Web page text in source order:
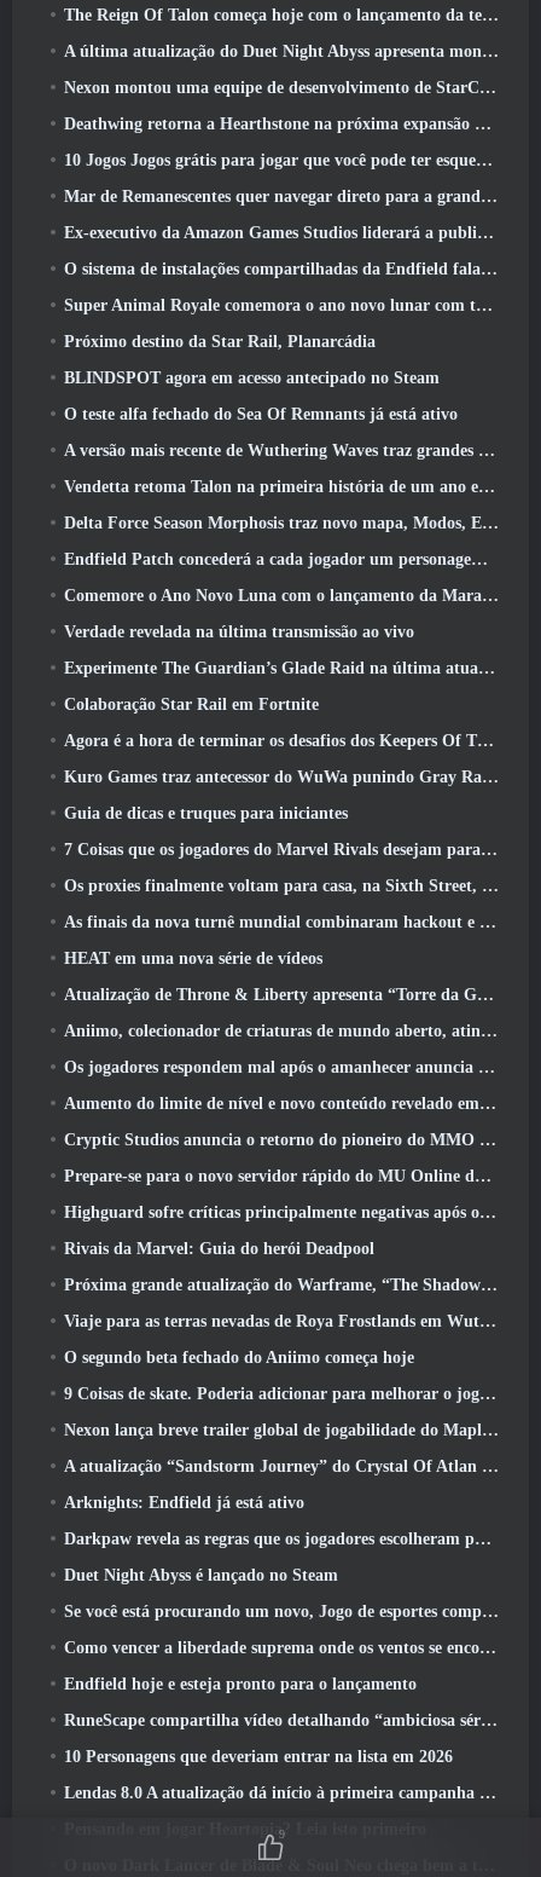
The Reign Of Talon começa hoje com o lançamento da temporada Overwatch 1: Conquista
A última atualização do Duet Night Abyss apresenta montagens
Nexon montou uma equipe de desenvolvimento de StarCraft Shooter de acordo com relatório do canal coreano
Deathwing retorna a Hearthstone na próxima expansão do Cataclismo
10 Jogos Jogos grátis para jogar que você pode ter esquecido que estão participando do PvP Fest do Steam
Mar de Remanescentes quer navegar direto para a grandeza
Ex-executivo da Amazon Games Studios liderará a publicação ocidental da Aion 2
O sistema de instalações compartilhadas da Endfield fala sobre os jogadores
Super Animal Royale comemora o ano novo lunar com três semanas de eventos de super cavalos
Próximo destino da Star Rail, Planarcádia
BLINDSPOT agora em acesso antecipado no Steam
O teste alfa fechado do Sea Of Remnants já está ativo
A versão mais recente de Wuthering Waves traz grandes quedas de conhecimento e mudanças na qualidade de vida
Vendetta retoma Talon na primeira história de um ano em Overwatch (Não “2”, A Blizzard está abandonando isso)
Delta Force Season Morphosis traz novo mapa, Modos, E melhorias solicitadas pelos jogadores
Endfield Patch concederá a cada jogador um personagem seis estrelas grátis de sua escolha
Comemore o Ano Novo Luna com o lançamento da Maravilha de Inverno de Palia: Atualização de Ano Novo de Riffrocin
Verdade revelada na última transmissão ao vivo
Experimente The Guardian’s Glade Raid na última atualização de Guild Wars 2 começando hoje
Colaboração Star Rail em Fortnite
Agora é a hora de terminar os desafios dos Keepers Of The Flame no Path Of Exile durante o Legacy Of Phrecia
Kuro Games traz antecessor do WuWa punindo Gray Raven para o Steam
Guia de dicas e truques para iniciantes
7 Coisas que os jogadores do Marvel Rivals desejam para o jogo 2026
Os proxies finalmente voltam para casa, na Sixth Street, na versão Zenless Zone Zero 2.6 Atualizar
As finais da nova turnê mundial combinaram hackout e lasers orbitais
HEAT em uma nova série de vídeos
Atualização de Throne & Liberty apresenta “Torre da Ganância” gerada aleatoriamente
Aniimo, colecionador de criaturas de mundo aberto, atinge as notas certas
Os jogadores respondem mal após o amanhecer anuncia planos para pular roteiros para EverQuest e EQ2
Aumento do limite de nível e novo conteúdo revelado em Phantasy Star Online 2: Fluxo de onda de título NGS
Cryptic Studios anuncia o retorno do pioneiro do MMO Jack Emmert como CEO
Prepare-se para o novo servidor rápido do MU Online durante o pré-evento
Highguard sofre críticas principalmente negativas após o lançamento
Rivais da Marvel: Guia do herói Deadpool
Próxima grande atualização do Warframe, “The Shadowgrapher” chegará em março
Viaje para as terras nevadas de Roya Frostlands em Wuthering Waves, próxima versão 3.1
O segundo beta fechado do Aniimo começa hoje
9 Coisas de skate. Poderia adicionar para melhorar o jogo em 2026
Nexon lança breve trailer global de jogabilidade do MapleStory Classic World
A atualização “Sandstorm Journey” do Crystal Of Atlan aumenta o limite de nível para 70
Arknights: Endfield já está ativo
Darkpaw revela as regras que os jogadores escolheram para o próximo servidor Frostreaver do EverQuest
Duet Night Abyss é lançado no Steam
Se você está procurando um novo, Jogo de esportes competitivos, O teste beta fechado do futebol freestyle 2 Está a caminho
Como vencer a liberdade suprema onde os ventos se encontram
Endfield hoje e esteja pronto para o lançamento
RuneScape compartilha vídeo detalhando “ambiciosa série de atualizações de conteúdo”
10 Personagens que deveriam entrar na lista em 2026
Lendas 8.0 A atualização dá início à primeira campanha de 2026
Pensando em jogar Heartopia? Leia isto primeiro
O novo Dark Lancer de Blade & Soul Neo chega bem a tempo para o primeiro aniversário
9